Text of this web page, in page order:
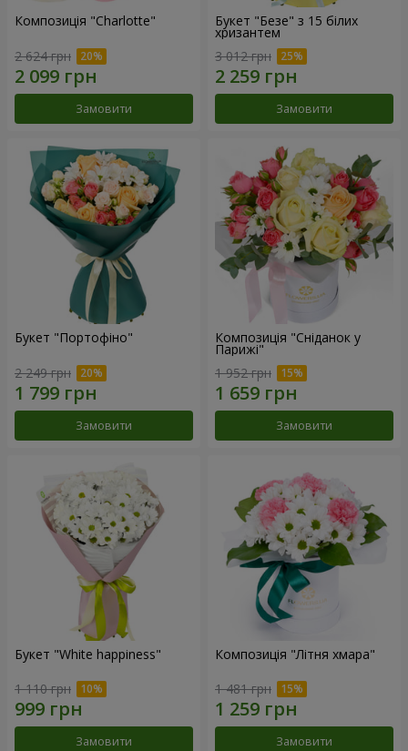
Композиція "Charlotte"
2 624 грн
Замовити
Букет "Безе" з 15 білих
хризантем
3 012 грн
Замовити
Букет "Портофіно"
2 249 грн
Замовити
Композиція "Сніданок у
Парижі"
1 952 грн
Замовити
Букет "White happiness"
1 110 грн
Замовити
Композиція "Літня хмара"
1 481 грн
Замовити